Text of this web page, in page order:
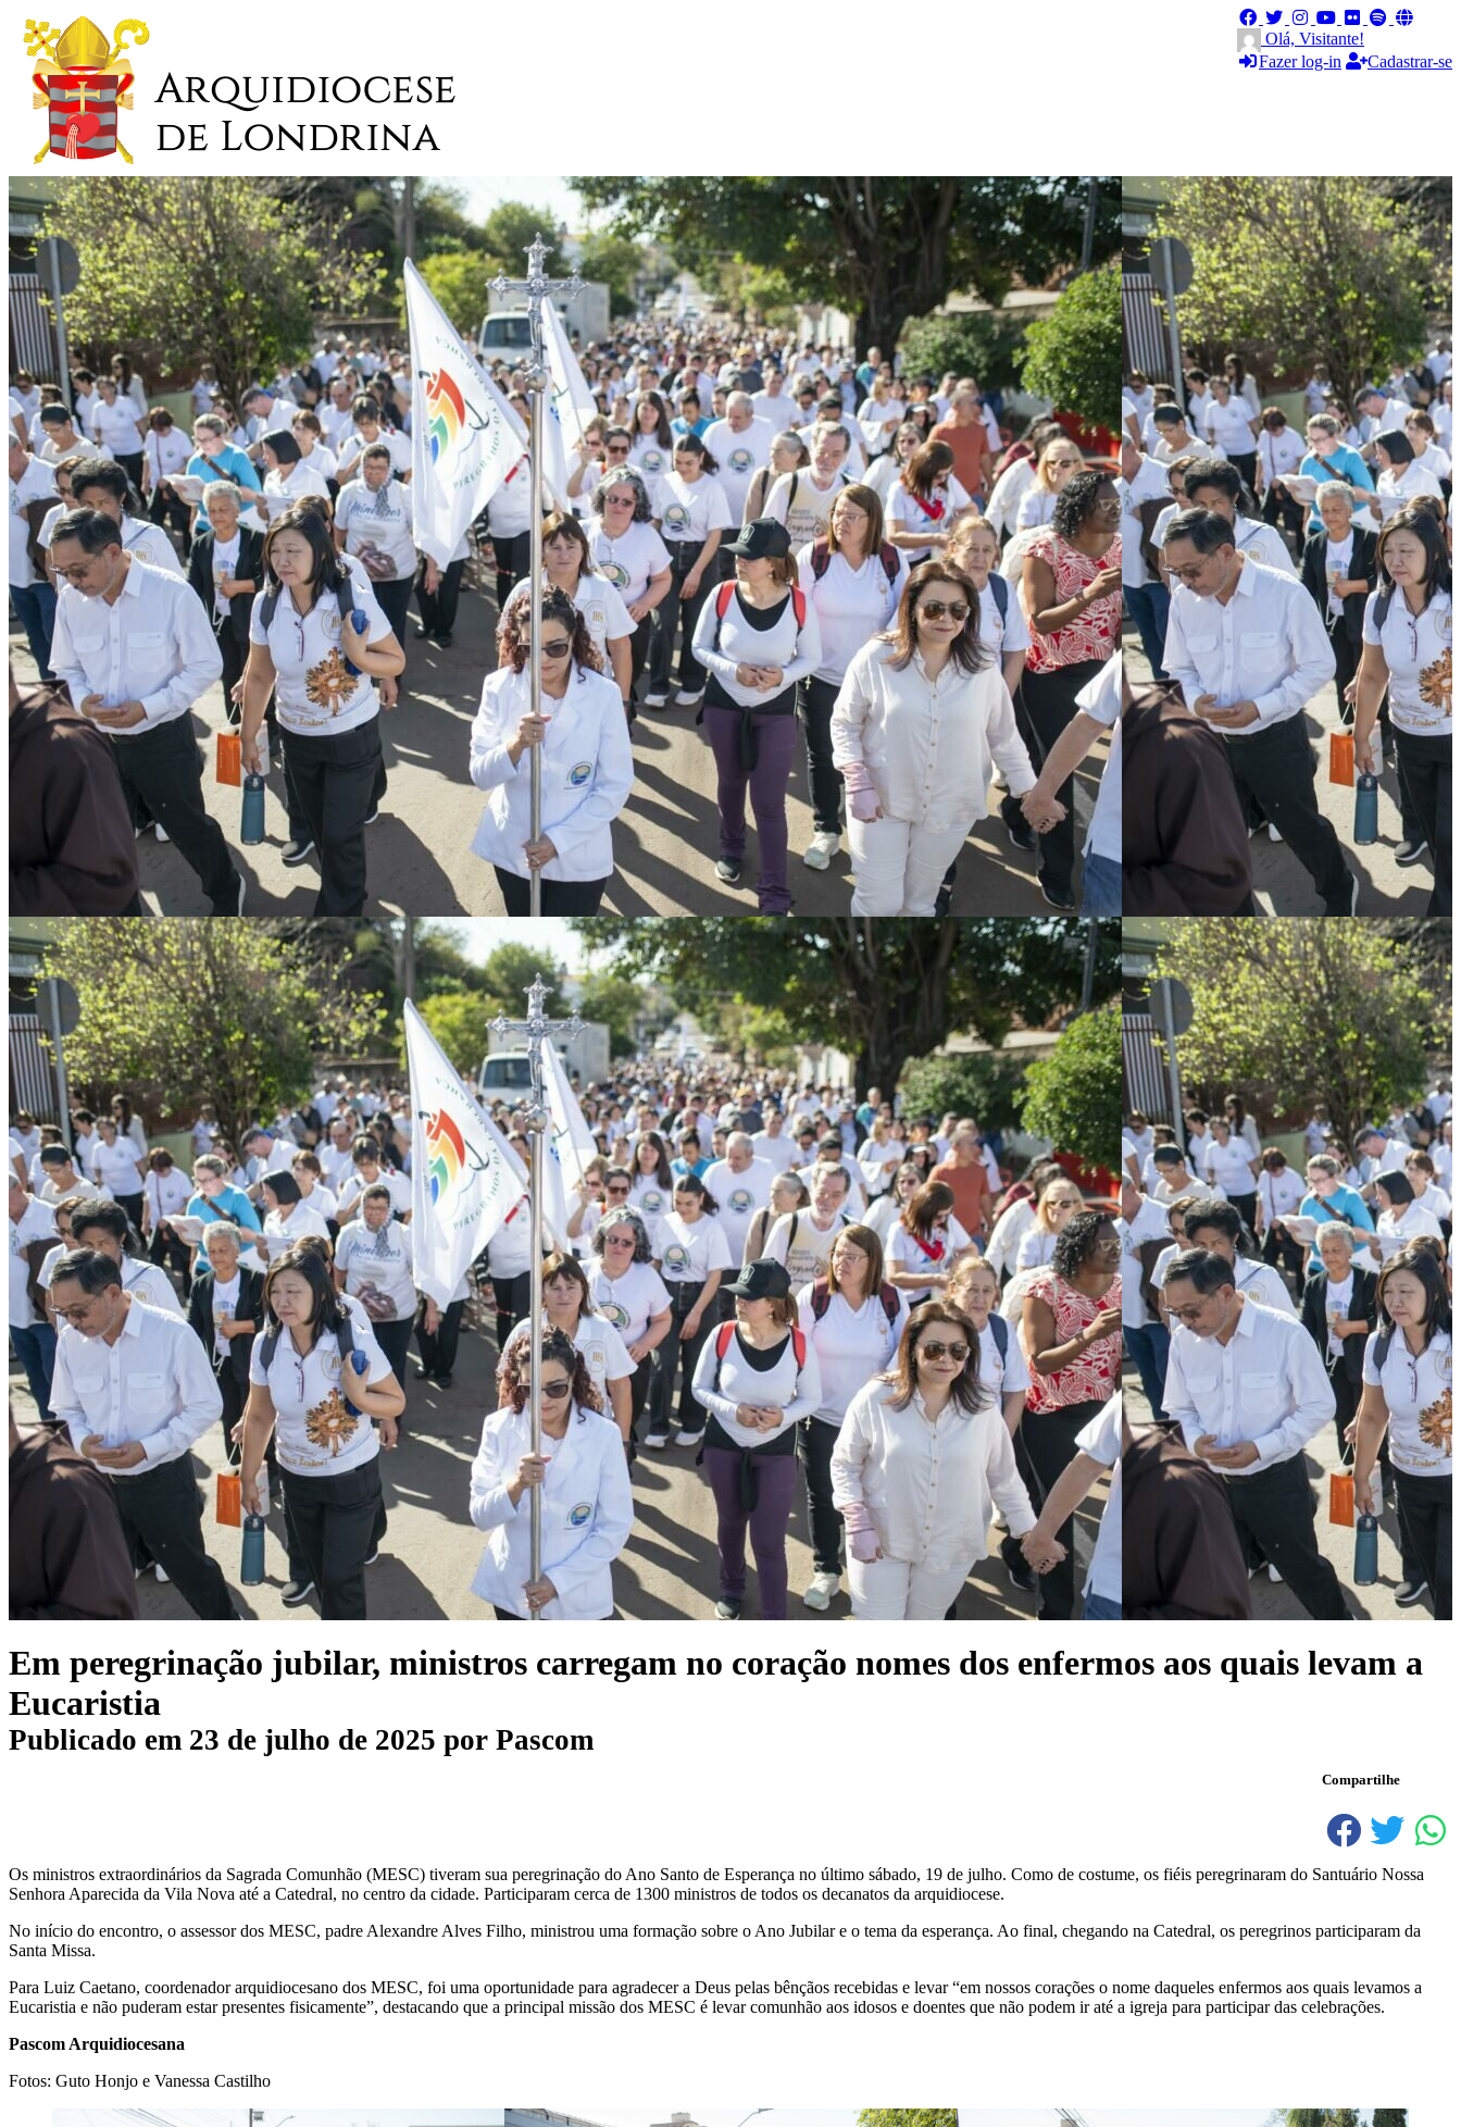
Olá, Visitante!
Fazer log-in
Cadastrar-se
Em peregrinação jubilar, ministros carregam no coração nomes dos enfermos aos quais levam a
Eucaristia
Publicado em 23 de julho de 2025 por Pascom
Compartilhe
Os ministros extraordinários da Sagrada Comunhão (MESC) tiveram sua peregrinação do Ano Santo de Esperança no último sábado, 19 de julho. Como de costume, os fiéis peregrinaram do Santuário Nossa
Senhora Aparecida da Vila Nova até a Catedral, no centro da cidade. Participaram cerca de 1300 ministros de todos os decanatos da arquidiocese.
No início do encontro, o assessor dos MESC, padre Alexandre Alves Filho, ministrou uma formação sobre o Ano Jubilar e o tema da esperança. Ao final, chegando na Catedral, os peregrinos participaram da
Santa Missa.
Para Luiz Caetano, coordenador arquidiocesano dos MESC, foi uma oportunidade para agradecer a Deus pelas bênçãos recebidas e levar “em nossos corações o nome daqueles enfermos aos quais levamos a
Eucaristia e não puderam estar presentes fisicamente”, destacando que a principal missão dos MESC é levar comunhão aos idosos e doentes que não podem ir até a igreja para participar das celebrações.
Pascom Arquidiocesana
Fotos: Guto Honjo e Vanessa Castilho